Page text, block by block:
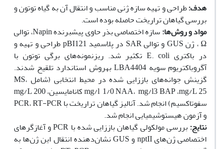
هدف:طراحی و تهیه سازه ژنی مناسب و انتقال آن به گیاه توتون و
بررسی گیاهان تراریخت حاصله بوده است.
مواد و روش‌ها:
سازه اختصاصی بذر حاوی پیشبرنده Napin، توالی
Ω ، ژن GUS و توالی SAR در پلاسمید pBI121 طراحی و تهیه و
در باکتری E. coli تکثیر شد. ریزنمونه‌های برگی توتون با
آگروباکتریوم سویه LBA4404 به‫روش استاندارد تلقیح شدند.
گزینش جوانه‌های باززایی شده در محیط انتخابی (شامل MS،
mg/l 1/0 NAA، mg/l3 BAP ،mg/L 25 کانامایسین، mg/L 200
سفوتاکسیم) انجام شد. آنالیز گیاهان تراریخت با PCR، RT-PCR
و آزمون هیستوشیمیایی انجام شد.
نتایج:
بررسی مولکولی گیاهان باززایی شده با PCR و آغازگرهای
اختصاصی ژن‌های nptII و GUS نشان‌دهنده انتقال این ژن‌ها به